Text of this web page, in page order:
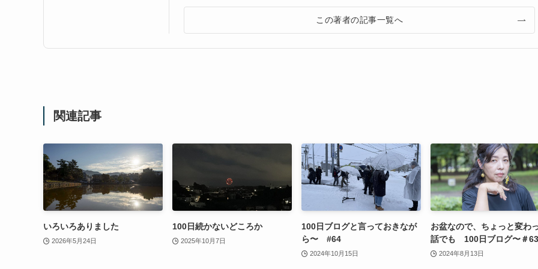
この著者の記事一覧へ
関連記事
いろいろありました
2026年5月24日
100日続かないどころか
2025年10月7日
100日ブログと言っておきなが
ら〜 #64
2024年10月15日
お盆なので、ちょっと変わ
話でも 100日ブログ〜＃63
2024年8月13日